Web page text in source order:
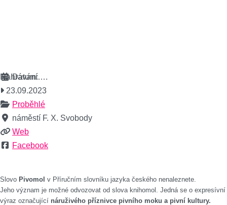
Nahrávání….
Datum:
23.09.2023
Proběhlé
náměstí F. X. Svobody
Web
Facebook
Slovo Pivomol v Příručním slovníku jazyka českého nenaleznete.
Jeho význam je možné odvozovat od slova knihomol. Jedná se o expresívní
výraz označující náruživého příznivce pivního moku a pivní kultury.